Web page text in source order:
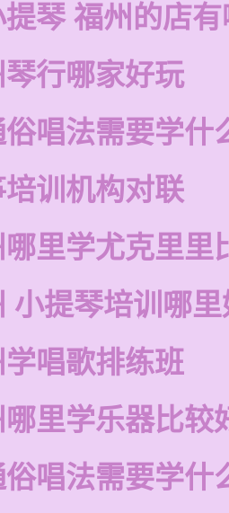
提琴 福州的店
行哪家好玩
俗唱法需要学什
培训机构对联
里学尤克里里
小提琴培训哪
唱歌排练班
里学乐器比较
俗唱法需要学什